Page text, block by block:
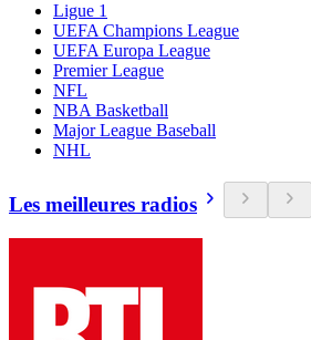
Ligue 1
UEFA Champions League
UEFA Europa League
Premier League
NFL
NBA Basketball
Major League Baseball
NHL
Les meilleures radios